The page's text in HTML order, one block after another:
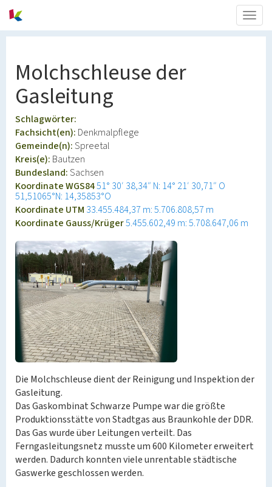
Molchschleuse der
Gasleitung
Schlagwörter:
Fachsicht(en): Denkmalpflege
Gemeinde(n):Spreetal
Kreis(e): Bautzen
Bundesland:Sachsen
Koordinate WGS8451° 30′ 38,34″ N: 14° 21′ 30,71″ O
51,51065°N: 14,35853°O
Koordinate UTM 33.455.484,37 m: 5.706.808,57 m
Koordinate Gauss/Krüger5.455.602,49 m: 5.708.647,06 m
Die Molchschleuse dient der Reinigung und Inspektion der
Gasleitung.
Das Gaskombinat Schwarze Pumpe war die größte
Produktionsstätte von Stadtgas aus Braunkohle der DDR.
Das Gas wurde über Leitungen verteilt. Das
Ferngasleitungsnetz musste um 600 Kilometer erweitert
werden. Dadurch konnten viele unrentable städtische
Gaswerke geschlossen werden.